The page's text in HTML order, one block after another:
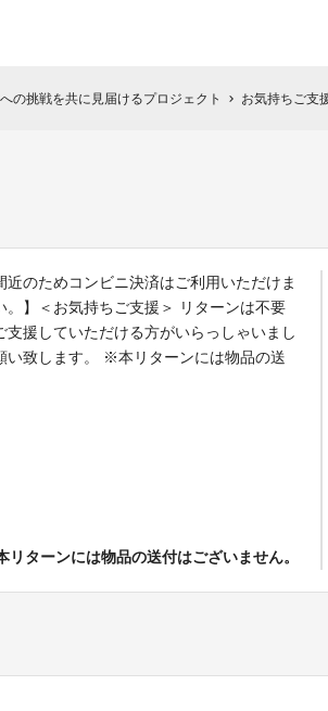
の挑戦を共に見届けるプロジェクト chevron_right お気持ちご支
近のためコンビニ決済はご利用いただけま
。】＜お気持ちご支援＞ リターンは不要
支援していただける方がいらっしゃいまし
い致します。 ※本リターンには物品の送
リターンには物品の送付はございません。